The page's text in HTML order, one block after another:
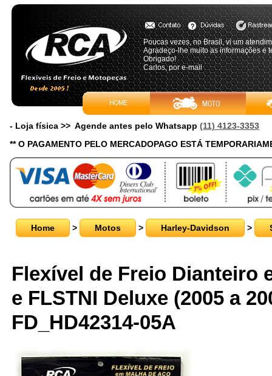
Poucas vezes, no Brasil, vi um
Agradeço-lhe muito as informações e
Obrigado!
Carlos, por e-mail
- Loja física >> Agende antes pelo Whatsapp (11) 4123-3353
** O PAGAMENTO PELO MERCADOPAGO ESTÁ
Home > Motos > Harley-Davidson >
Flexível de Freio Dianteiro
e FLSTNI Deluxe (2005 a
FD_HD42314-05A